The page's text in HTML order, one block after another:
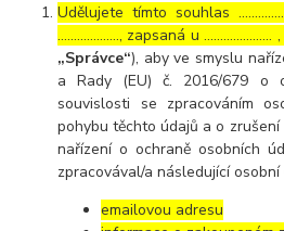
Udělujete tímto souhlas
………………., zapsaná u ………………… ,
„Správce“), aby ve smyslu
a Rady (EU) č. 2016/679 o
souvislosti se zpracováním
pohybu těchto údajů a o zrušení
nařízení o ochraně osobních
zpracovával/a následující osobní
emailovou adresu